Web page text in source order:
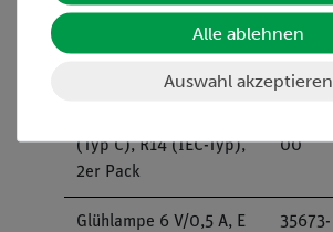
cm, 19 A, blau
Experimentierkabel, 4
04
(Typ C), R14 (IEC-Typ),
2er Pack
00
Glühlampe 6 V/0,5 A, E
35673-
Alle ablehnen
Auswahl akzeptieren